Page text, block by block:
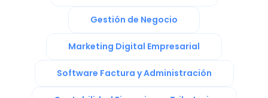
Gestión de Negocio
Marketing Digital Empresarial
Software Factura y Administración